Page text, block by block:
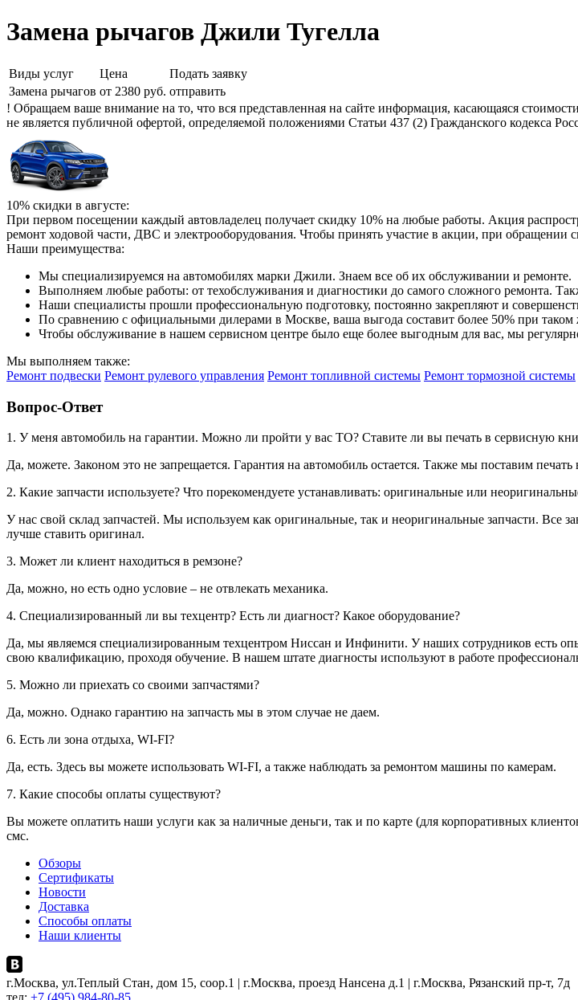
Замена рычагов Джили Тугелла
Виды услуг Цена
Подать заявку
Замена рычагов от 2380 руб. отправить
! Обращаем ваше внимание на то, что вся представленная на сайте информация, касающаяся
не является публичной офертой, определяемой положениями Статьи 437 (2) Гражданского кодекса
10% скидки в августе:
При первом посещении каждый автовладелец получает скидку 10% на любые работы. Акция
ремонт ходовой части, ДВС и электрооборудования. Чтобы принять участие в акции, при
Наши преимущества:
Мы специализируемся на автомобилях марки Джили. Знаем все об их обслуживании и ремонте.
Выполняем любые работы: от техобслуживания и диагностики до самого сложного ремонта.
Наши специалисты прошли профессиональную подготовку, постоянно закрепляют и
По сравнению с официальными дилерами в Москве, ваша выгода составит более 50% при таком
Чтобы обслуживание в нашем сервисном центре было еще более выгодным для вас, мы
Мы выполняем также:
Ремонт подвески Ремонт рулевого управления Ремонт топливной системы Ремонт тормозной системы
Вопрос-Ответ
1. У меня автомобиль на гарантии. Можно ли пройти у вас ТО? Ставите ли вы печать в сервисную
Да, можете. Законом это не запрещается. Гарантия на автомобиль остается. Также мы поставим
2. Какие запчасти используете? Что порекомендуете устанавливать: оригинальные или
У нас свой склад запчастей. Мы используем как оригинальные, так и неоригинальные запчасти. Все
лучше ставить оригинал.
3. Может ли клиент находиться в ремзоне?
Да, можно, но есть одно условие – не отвлекать механика.
4. Специализированный ли вы техцентр? Есть ли диагност? Какое оборудование?
Да, мы являемся специализированным техцентром Ниссан и Инфинити. У наших сотрудников есть
свою квалификацию, проходя обучение. В нашем штате диагносты используют в работе
5. Можно ли приехать со своими запчастями?
Да, можно. Однако гарантию на запчасть мы в этом случае не даем.
6. Есть ли зона отдыха, WI-FI?
Да, есть. Здесь вы можете использовать WI-FI, а также наблюдать за ремонтом машины по камерам.
7. Какие способы оплаты существуют?
Вы можете оплатить наши услуги как за наличные деньги, так и по карте (для корпоративных
смс.
Обзоры
Сертификаты
Новости
Доставка
Способы оплаты
Наши клиенты
г.Москва, ул.Теплый Стан, дом 15, соор.1 | г.Москва, проезд Нансена д.1 | г.Москва, Рязанский пр-т, 7д